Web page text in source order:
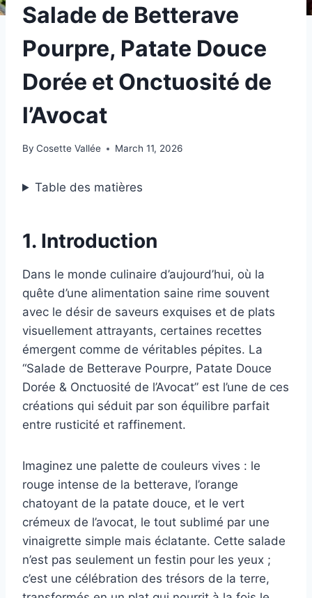
Salade de Betterave
Pourpre, Patate Douce
Dorée et Onctuosité de
l’Avocat
By Cosette Vallée March 11, 2026
Table des matières
1. Introduction
Dans le monde culinaire d’aujourd’hui, où la
quête d’une alimentation saine rime souvent
avec le désir de saveurs exquises et de plats
visuellement attrayants, certaines recettes
émergent comme de véritables pépites. La
“Salade de Betterave Pourpre, Patate Douce
Dorée & Onctuosité de l’Avocat” est l’une de ces
créations qui séduit par son équilibre parfait
entre rusticité et raffinement.
Imaginez une palette de couleurs vives : le
rouge intense de la betterave, l’orange
chatoyant de la patate douce, et le vert
crémeux de l’avocat, le tout sublimé par une
vinaigrette simple mais éclatante. Cette salade
n’est pas seulement un festin pour les yeux ;
c’est une célébration des trésors de la terre,